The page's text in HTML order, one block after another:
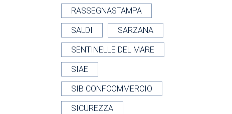
RASSEGNASTAMPA
SALDI SARZANA
SENTINELLE DEL MARE
SIAE
SIB CONFCOMMERCIO
SICUREZZA